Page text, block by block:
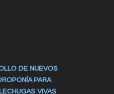
DE NUEVOS
PARA
VIVAS